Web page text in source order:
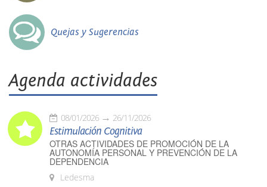
Quejas y Sugerencias
Agenda actividades
08/01/2026 26/11/2026
Estimulación Cognitiva
OTRAS ACTIVIDADES DE PROMOCIÓN DE LA
AUTONOMÍA PERSONAL Y PREVENCIÓN DE LA
DEPENDENCIA
Ledesma